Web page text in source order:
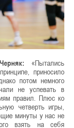
«Пытались
приносило
потом немного
не успевать в
правил. Плюс ко
четверть игры,
минуты у нас не
взять на себя